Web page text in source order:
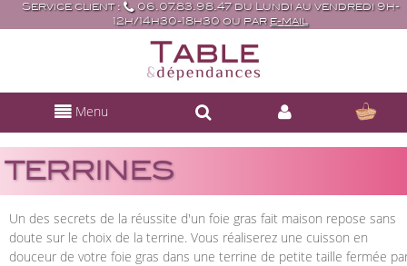
Service client :
06.07.83.98.47 du Lundi au vendredi 9h-
12h/14h30-18h30 ou par e-mail
Menu
TERRINES
Un des secrets de la réussite d'un foie gras fait maison repose sans
doute sur le choix de la terrine. Vous réaliserez une cuisson en
douceur de votre foie gras dans une terrine de petite taille fermée